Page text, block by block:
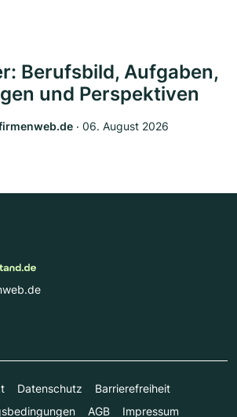
Berufsbild, Aufgaben,
und Perspektiven
‧ 06. August 2026
Datenschutz
Barrierefreiheit
AGB Impressum